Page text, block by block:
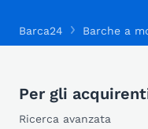
Barca24 Barche a
Per gli
Ricerca avanzata